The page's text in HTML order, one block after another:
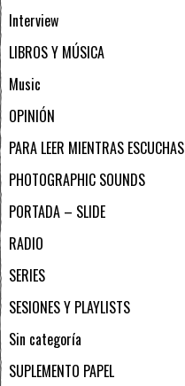
Interview
LIBROS Y MÚSICA
Music
OPINIÓN
PARA LEER MIENTRAS ESCUCHAS
PHOTOGRAPHIC SOUNDS
PORTADA – SLIDE
RADIO
SERIES
SESIONES Y PLAYLISTS
Sin categoría
SUPLEMENTO PAPEL